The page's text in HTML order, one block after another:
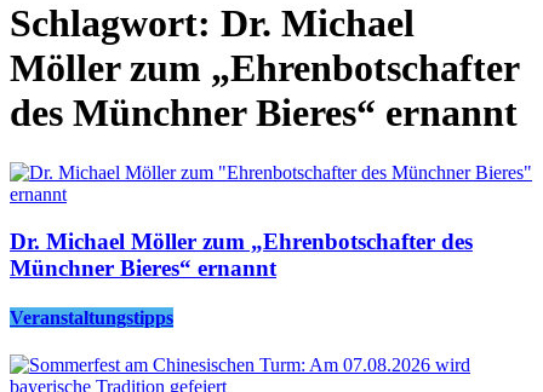
Schlagwort: Dr. Michael
Möller zum „Ehrenbotschafter
des Münchner Bieres“ ernannt
Dr. Michael Möller zum „Ehrenbotschafter des
Münchner Bieres“ ernannt
Veranstaltungstipps